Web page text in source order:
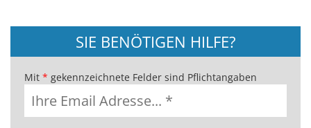
SIE BENÖTIGEN HILFE?
Mit * gekennzeichnete Felder sind Pflichtangaben